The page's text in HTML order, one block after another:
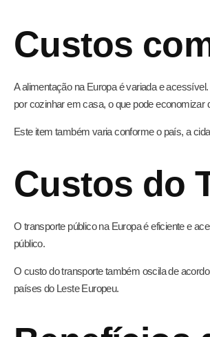
Custos
A alimentação na Europa é variada e
por cozinhar em casa, o que pode economizar
Este item também varia conforme o país, a
Custos do
O transporte público na Europa é eficiente e
público.
O custo do transporte também oscila de
países do Leste Europeu.